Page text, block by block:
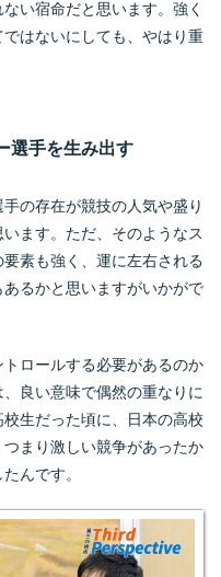
い宿命だと思います。強く
はないにしても、やはり重
選手を生み出す
の存在が競技の人気や盛り
ます。ただ、そのようなス
素も強く、運に左右される
るかと思いますがいかがで
ロールする必要があるのか
良い意味で偶然の重なりに
生だった頃に、日本の高校
まり激しい競争があったか
んです。